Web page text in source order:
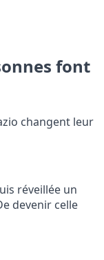
font
changent leur
réveillée un
devenir celle